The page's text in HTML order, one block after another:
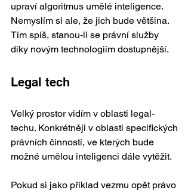
upraví algoritmus umělé inteligence.
Nemyslím si ale, že jich bude většina.
Tím spíš, stanou-li se právní služby
díky novým technologiím dostupnější.
Legal tech
Velký prostor vidím v oblasti legal-
techu. Konkrétněji v oblasti specifických
právních činností, ve kterých bude
možné umělou inteligenci dále vytěžit.
Pokud si jako příklad vezmu opět právo